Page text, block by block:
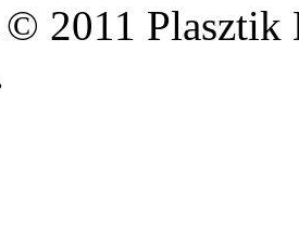
2011